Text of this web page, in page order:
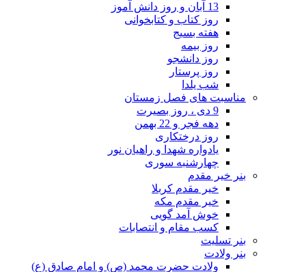
13 آبان و روز دانش آموز
روز کتاب و کتابخوانی
هفته بسیج
روز بیمه
روز دانشجو
روز پرستار
شب یلدا
مناسبت های فصل زمستان
9 دی ، روز بصیرت
دهه فجر و 22 بهمن
روز درختکاری
یادواره شهدا و راهیان نور
چهارشنبه سوری
بنر خیر مقدم
خیر مقدم کربلا
خیر مقدم مکه
خوش آمد گویی
کسب مقام و انتصابات
بنر تسلیت
بنر ولادت
ولادت حضرت محمد (ص) و امام صادق (ع)